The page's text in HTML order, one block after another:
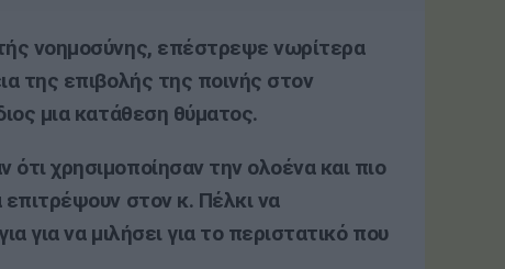
νοημοσύνης, επέστρεψε νωρίτερα
της επιβολής της ποινής στον
μια κατάθεση θύματος.
χρησιμοποίησαν την ολοένα και πιο
επιτρέψουν στον κ. Πέλκι να
για να μιλήσει για το περιστατικό που